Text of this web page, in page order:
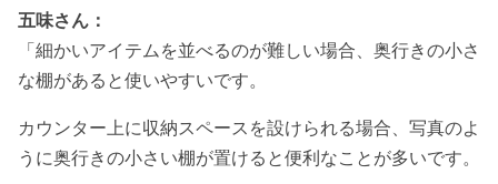
五味さん：
「細かいアイテムを並べるのが難しい場合、奥行きの小さ
な棚があると使いやすいです。
カウンター上に収納スペースを設けられる場合、写真のよ
うに奥行きの小さい棚が置けると便利なことが多いです。